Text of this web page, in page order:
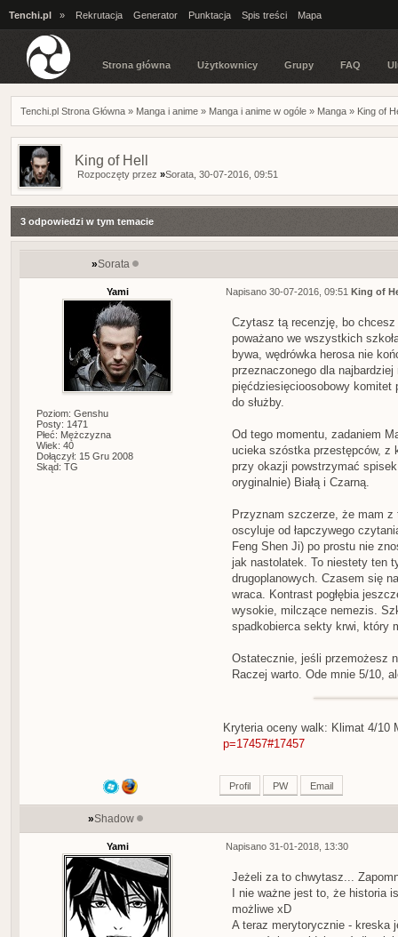
Tenchi.pl » Rekrutacja Generator Punktacja Spis treści Mapa
Strona główna Użytkownicy Grupy FAQ
Tenchi.pl Strona Główna » Manga i anime » Manga i anime w ogóle » Manga » King of
King of Hell
Rozpoczęty przez »Sorata , 30-07-2016, 09:51
3 odpowiedzi w tym temacie
»Sorata
Yami
Poziom: Genshu
Posty: 1471
Płeć: Mężczyzna
Wiek: 40
Dołączył: 15 Gru 2008
Skąd: TG
Napisano 30-07-2016, 09:51 King of
Czytasz tą recenzję, bo chcesz
poważano we wszystkich
bywa, wędrówka herosa nie
przeznaczonego dla
pięćdziesięcioosobowy komitet
do służby.
Od tego momentu, zadaniem
ucieka szóstka przestępców, z
przy okazji powstrzymać
oryginalnie) Białą i Czarną.
Przyznam szczerze, że mam z
oscyluje od łapczywego
Feng Shen Ji) po prostu nie
jak nastolatek. To niestety ten
drugoplanowych. Czasem się
wraca. Kontrast pogłębia
wysokie, milczące nemezis.
spadkobierca sekty krwi, który
Ostatecznie, jeśli przemożesz
Raczej warto. Ode mnie 5/10,
Kryteria oceny walk: Klimat 4/
p=17457#17457
Profil PW Email
»Shadow
Yami Napisano 31-01-2018, 13:30
Jeżeli za to chwytasz...
I nie ważne jest to, że historia
możliwe xD
A teraz merytorycznie - kreska